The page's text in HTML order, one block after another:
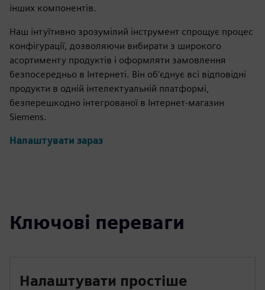
інших компонентів.
Наш інтуїтивно зрозумілий інструмент спрощує процес
конфігурації, дозволяючи вибирати з широкого
асортименту продуктів і оформляти замовлення
безпосередньо в Інтернеті. Він об'єднує всі відповідні
продукти в одній інтелектуальній платформі,
безперешкодно інтегрованої в Інтернет-магазин
Siemens.
Налаштувати зараз
Ключові переваги
Налаштувати простіше